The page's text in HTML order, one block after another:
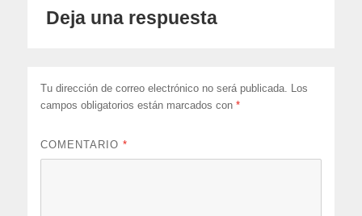
Deja una respuesta
Tu dirección de correo electrónico no será publicada. Los
campos obligatorios están marcados con*
COMENTARIO*